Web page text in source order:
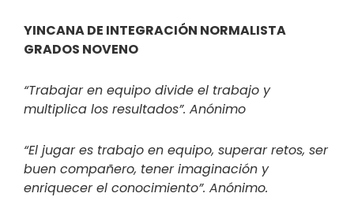
YINCANA DE INTEGRACIÓN NORMALISTA
GRADOS NOVENO
“Trabajar en equipo divide el trabajo y
multiplica los resultados”. Anónimo
“El jugar es trabajo en equipo, superar retos, ser
buen compañero, tener imaginación y
enriquecer el conocimiento”. Anónimo.